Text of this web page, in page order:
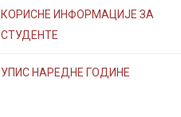
КОРИСНЕ ИНФОРМАЦИЈЕ ЗА
СТУДЕНТЕ
УПИС НАРЕДНЕ ГОДИНЕ